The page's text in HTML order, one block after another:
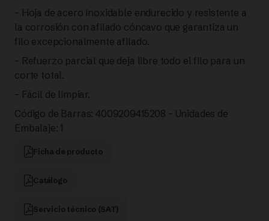
cantidad
– Hoja de acero inoxidable endurecido y resistente a
la corrosión con afilado cóncavo que garantiza un
filo excepcionalmente afilado.
– Refuerzo parcial que deja libre todo el filo para un
corte total.
– Fácil de limpiar.
Código de Barras: 4009209415208 – Unidades de
Embalaje: 1
Ficha de producto
Catálogo
Servicio técnico (SAT)